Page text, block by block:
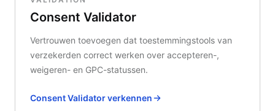
Consent Validator
Vertrouwen toevoegen dat toestemmingstools van
verzekerden correct werken over accepteren-,
weigeren- en GPC-statussen.
Consent Validator verkennen